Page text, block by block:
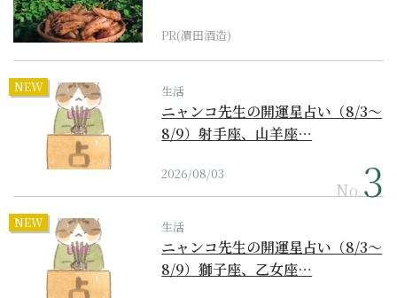
PR(濵田酒造)
NEW 生活
ニャンコ先生の開運星占い（8/3～
8/9）射手座、山羊座…
2026/08/03
No.
NEW 生活
ニャンコ先生の開運星占い（8/3～
8/9）獅子座、乙女座…